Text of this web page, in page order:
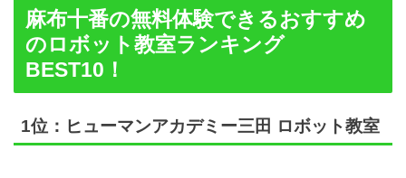
麻布十番の無料体験できるおすすめ
のロボット教室ランキング
BEST10！
1位：ヒューマンアカデミー三田 ロボット教室